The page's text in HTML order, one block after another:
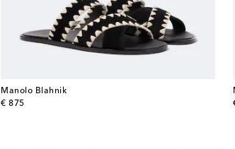
Manolo Blahnik
€ 875
original price